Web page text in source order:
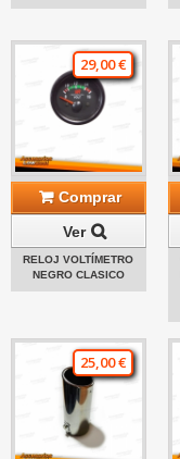
29,00 €
Comprar
Ver
RELOJ VOLTÍMETRO
NEGRO CLASICO
25,00 €